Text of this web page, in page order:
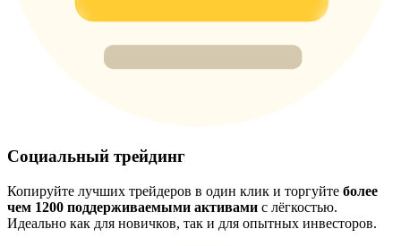
BTC Flexible Staking | Daily Rewards
Больше событий
Выигрывайте призы и эксклюзивные награды
Социальный трейдинг
Копируйте лучших трейдеров в один клик и торгуйте более
чем 1200 поддерживаемыми активами с лёгкостью.
Идеально как для новичков, так и для опытных инвесторов.